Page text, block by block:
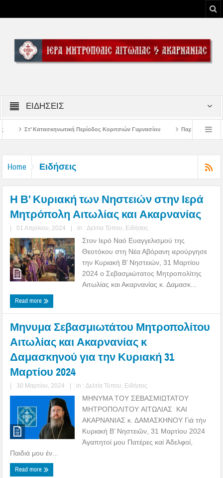
ΕΙΔΗΣΕΙΣ
Περίοδος Κοριτσιών Γυμνασίου Παρακλήσεις πρώτης εβδομάδος
Home Ειδήσεις
Η Β’ Κυριακή των Νηστειών στην Ιερά
Μητρόπολη Αιτωλίας και Ακαρνανίας
| 01 Απριλίου, 2024 | in : Δελτία Τύπου Ειδήσεις
Στον Ιερό Ναό Ευαγγελισμού της
Θεοτόκου στη Νέα Αβόρανη ιερούργησε
την Κυριακή Β’ Νηστειών, 31 Μαρτίου
2024 ο Σεβασμιώτατος Μητροπολίτης
Αιτωλίας και Ακαρνανίας κ. Δαμασκ...
Read more
Μηνυμα Σεβασμιωτάτου Μητροπολίτου
Αιτωλίας και Ακαρνανίας κ
Δαμασκηνού για την Κυριακή 31
Μαρτίου 2024
| 30 Μαρτίου, 2024 | in : Δελτία Τύπου Ειδήσεις
ΜΗΝΥΜΑ ΤΟΥ ΣΕΒΑΣΜΙΩΤΑΤΟΥ
ΜΗΤΡΟΠΟΛΙΤΟΥ ΑΙΤΩΛΙΑΣ ΚΑΙ
ΑΚΑΡΝΑΝΙΑΣ κ. ΔΑΜΑΣΚΗΝΟΥ Γιά τήν
Κυριακή Β’ Νηστειῶν, 31 Μαρτίου 2024
Ἀγαπητοί μου Πατέρες καί Ἀδελφοί,
Παιδιά μου ἐν...
Read more